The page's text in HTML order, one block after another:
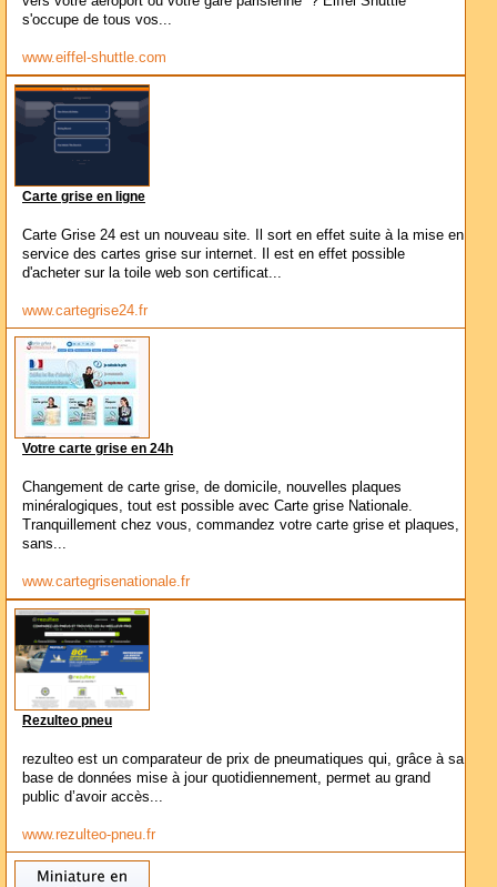
s'occupe de tous vos...
www.eiffel-shuttle.com
Carte grise en ligne
Carte Grise 24 est un nouveau site. Il sort en effet suite à la mise en
service des cartes grise sur internet. Il est en effet possible
d'acheter sur la toile web son certificat...
www.cartegrise24.fr
Votre carte grise en 24h
Changement de carte grise, de domicile, nouvelles plaques
minéralogiques, tout est possible avec Carte grise Nationale.
Tranquillement chez vous, commandez votre carte grise et plaques,
sans...
www.cartegrisenationale.fr
Rezulteo pneu
rezulteo est un comparateur de prix de pneumatiques qui, grâce à sa
base de données mise à jour quotidiennement, permet au grand
public d’avoir accès...
www.rezulteo-pneu.fr